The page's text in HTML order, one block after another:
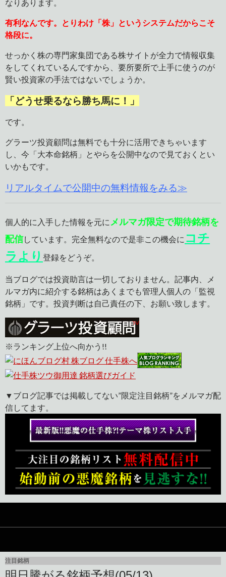
なりあります。
有利なんです。とりわけ「株」というシステムだからこそ
格段に。
せっかく株の専門家集団である株サイトが全力で情報収集
をしてくれているんですから、要所要所で上手に使うのが
賢い投資家の手法ではないでしょうか。
「どうせ乗るなら勝ち馬に！」
です。
グラーツ投資顧問は無料でも十分に活用できちゃいます
し、今「大本命銘柄」とやらを公開中なので見ておくとい
いかもです。
リアルタイムで公開中の無料情報をみる≫
個人的に入手した情報を元に メルマガ限定で期待銘柄を
配信しています。完全無料なので是非この機会に コチ
ラより 登録をどうぞ。
当ブログでは投資助言は一切しておりません。記事内、メ
ルマガ内に紹介する銘柄はあくまでも管理人個人の「監視
銘柄」です。投資判断は自己責任の下、お願い致します。
※ランキング上位へ向かう!!
▼ブログ記事では掲載してない”限定注目銘柄”をメルマガ配
信してます。
注目銘柄